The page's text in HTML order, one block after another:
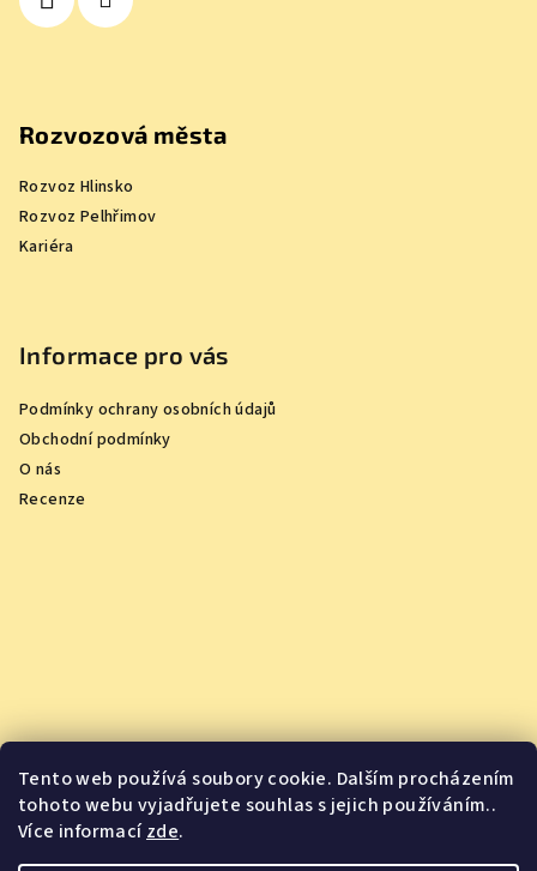
Tento web používá soubory cookie. Dalším procházením
tohoto webu vyjadřujete souhlas s jejich používáním..
Více informacízde.
Rozvozová města
Rozvoz Hlinsko
Rozvoz Pelhřimov
Kariéra
Informace pro vás
Podmínky ochrany osobních údajů
Obchodní podmínky
O nás
Recenze